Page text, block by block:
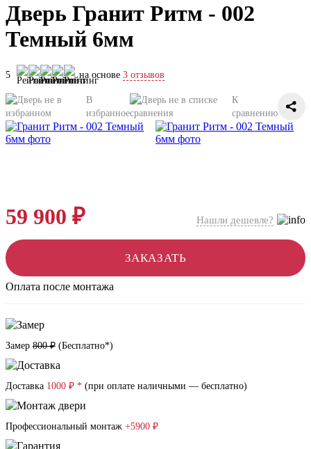
Дверь Гранит Ритм - 002
Темный 6мм
5 на основе 3 отзывов
В
избранное
К
сравнению
59 900 ₽ Нашли дешевле?
ЗАКАЗАТЬ
Оплата после монтажа
Замер 800 ₽ (Бесплатно*)
Доставка 1000 ₽ * (при оплате наличными — бесплатно)
Профессиональный монтаж +5900 ₽